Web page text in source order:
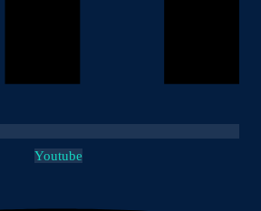
Youtube